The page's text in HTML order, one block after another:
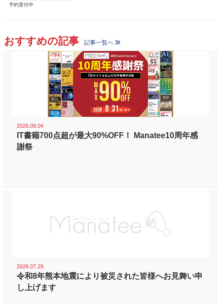
予約受付中
おすすめの記事 記事一覧へ
2026.08.04
IT書籍700点超が最大90%OFF！ Manatee10周年感
謝祭
2026.07.29
令和8年熊本地震により被災された皆様へお見舞い申
し上げます